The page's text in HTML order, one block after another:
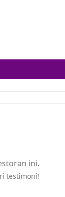
ini.
testimoni!